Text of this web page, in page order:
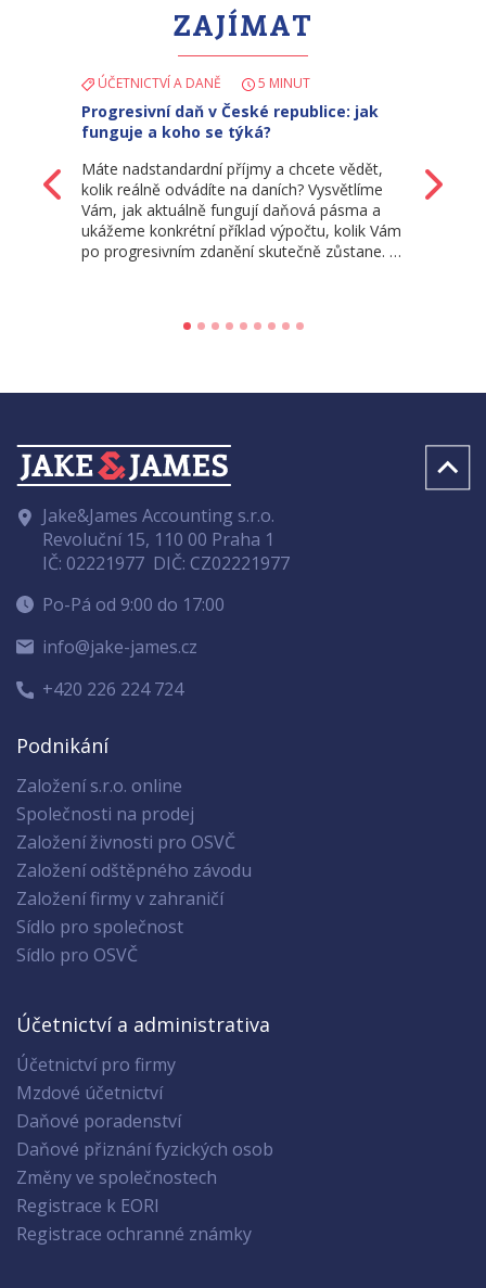
ZAJÍMAT
Zpět
ÚČETNICTVÍ A DANĚ 5 MINUT
Progresivní daň v České republice: jak
funguje a koho se týká?
Máte nadstandardní příjmy a chcete vědět,
kolik reálně odvádíte na daních? Vysvětlíme
Vám, jak aktuálně fungují daňová pásma a
ukážeme konkrétní příklad výpočtu, kolik Vám
po progresivním zdanění skutečně zůstane. …
Jake&James Accounting s.r.o.
Revoluční 15, 110 00 Praha 1
IČ: 02221977 DIČ: CZ02221977
Po-Pá od 9:00 do 17:00
info@jake-james.cz
+420 226 224 724
Podnikání
Založení s.r.o. online
Společnosti na prodej
Založení živnosti pro OSVČ
Založení odštěpného závodu
Založení firmy v zahraničí
Sídlo pro společnost
Sídlo pro OSVČ
Účetnictví a administrativa
Účetnictví pro firmy
Mzdové účetnictví
Daňové poradenství
Daňové přiznání fyzických osob
Změny ve společnostech
Registrace k EORI
Registrace ochranné známky